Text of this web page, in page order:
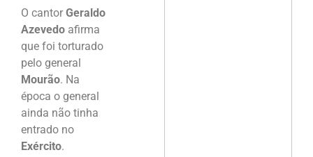
O cantor Geraldo
Azevedo afirma
que foi torturado
pelo general
Mourão. Na
época o general
ainda não tinha
entrado no
Exército.